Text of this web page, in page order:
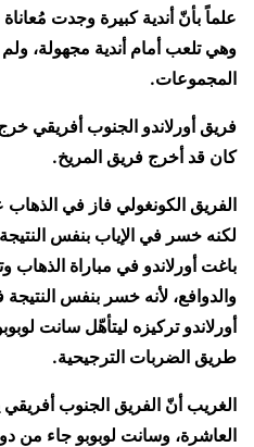
علماً بأنّ أندية كبيرة وجدت
وهي تلعب أمام أندية مجهولة،
المجموعات.
فريق أورلاندو الجنوب أفريقي
كان قد أخرج فريق المريخ.
الفريق الكونغولي فاز في
لكنه خسر في الإياب بنفس
باغت أورلاندو في مباراة الذهاب
والدوافع، لأنه خسر بنفس النتيجة
أورلاندو تركيزه ليتأهّل سانت
طريق الضربات الترجيحية.
الغريب أنّ الفريق الجنوب
العاشرة، وسانت لوبوبو جاء من